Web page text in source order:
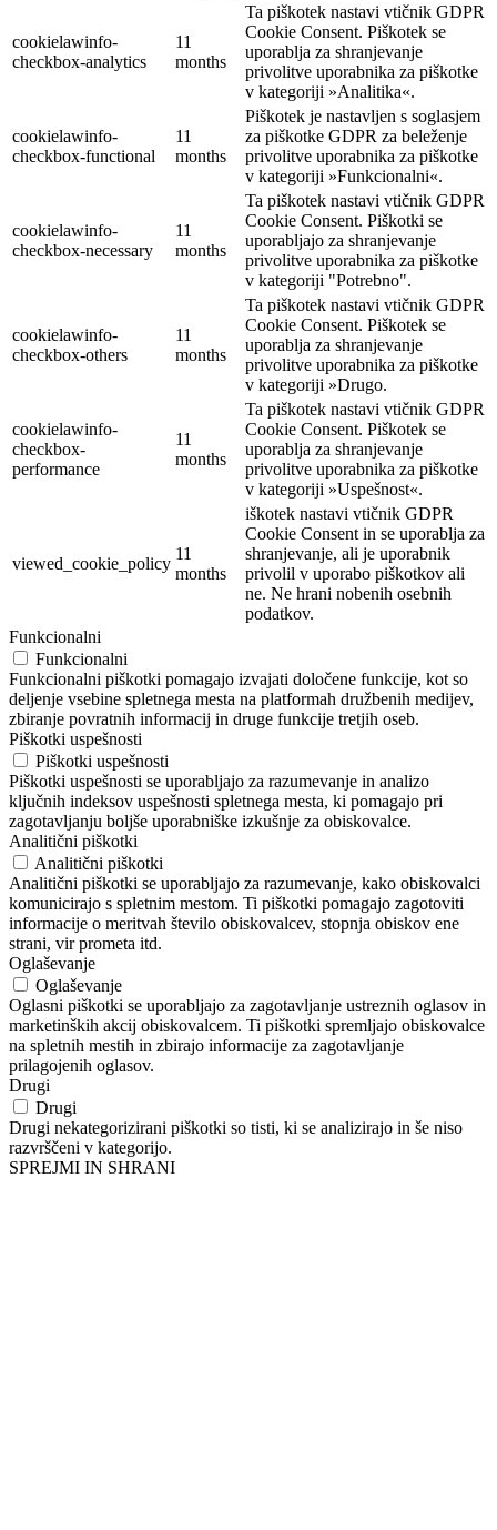
cookielawinfo-
checkbox-analytics
11
months
Ta piškotek nastavi vtičnik GDPR
Cookie Consent. Piškotek se
uporablja za shranjevanje
privolitve uporabnika za piškotke
v kategoriji »Analitika«.
cookielawinfo-
checkbox-functional
11
months
Piškotek je nastavljen s soglasjem
za piškotke GDPR za beleženje
privolitve uporabnika za piškotke
v kategoriji »Funkcionalni«.
cookielawinfo-
checkbox-necessary
11
months
Ta piškotek nastavi vtičnik GDPR
Cookie Consent. Piškotki se
uporabljajo za shranjevanje
privolitve uporabnika za piškotke
v kategoriji "Potrebno".
cookielawinfo-
checkbox-others
11
months
Ta piškotek nastavi vtičnik GDPR
Cookie Consent. Piškotek se
uporablja za shranjevanje
privolitve uporabnika za piškotke
v kategoriji »Drugo.
cookielawinfo-
checkbox-
performance
11
months
Ta piškotek nastavi vtičnik GDPR
Cookie Consent. Piškotek se
uporablja za shranjevanje
privolitve uporabnika za piškotke
v kategoriji »Uspešnost«.
viewed_cookie_policy
11
months
iškotek nastavi vtičnik GDPR
Cookie Consent in se uporablja za
shranjevanje, ali je uporabnik
privolil v uporabo piškotkov ali
ne. Ne hrani nobenih osebnih
podatkov.
Funkcionalni
Funkcionalni
Funkcionalni piškotki pomagajo izvajati določene funkcije, kot so
deljenje vsebine spletnega mesta na platformah družbenih medijev,
zbiranje povratnih informacij in druge funkcije tretjih oseb.
Piškotki uspešnosti
Piškotki uspešnosti
Piškotki uspešnosti se uporabljajo za razumevanje in analizo
ključnih indeksov uspešnosti spletnega mesta, ki pomagajo pri
zagotavljanju boljše uporabniške izkušnje za obiskovalce.
Analitični piškotki
Analitični piškotki
Analitični piškotki se uporabljajo za razumevanje, kako obiskovalci
komunicirajo s spletnim mestom. Ti piškotki pomagajo zagotoviti
informacije o meritvah število obiskovalcev, stopnja obiskov ene
strani, vir prometa itd.
Oglaševanje
Oglaševanje
Oglasni piškotki se uporabljajo za zagotavljanje ustreznih oglasov in
marketinških akcij obiskovalcem. Ti piškotki spremljajo obiskovalce
na spletnih mestih in zbirajo informacije za zagotavljanje
prilagojenih oglasov.
Drugi
Drugi
Drugi nekategorizirani piškotki so tisti, ki se analizirajo in še niso
razvrščeni v kategorijo.
SPREJMI IN SHRANI